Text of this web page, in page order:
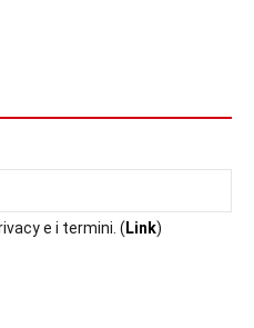
e i termini. ( Link)